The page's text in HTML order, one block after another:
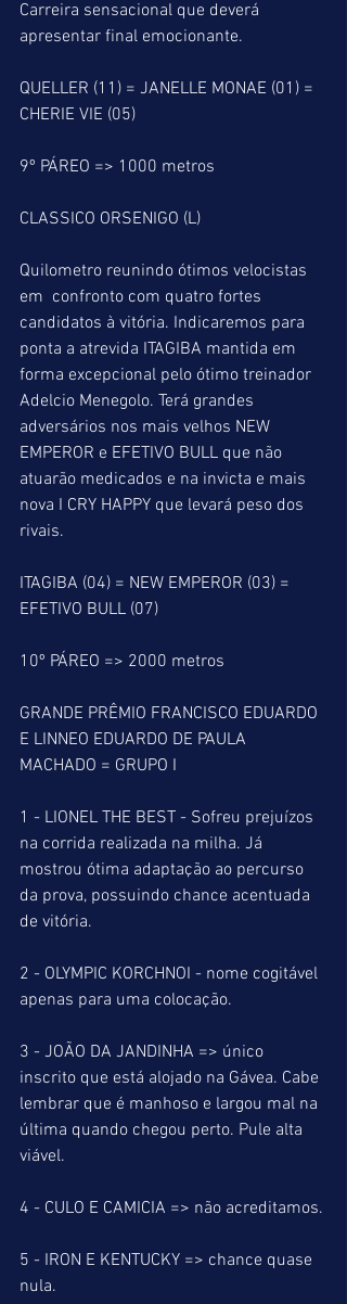
Carreira sensacional que deverá
apresentar final emocionante.
QUELLER (11) = JANELLE MONAE (01) =
CHERIE VIE (05)
9º PÁREO => 1000 metros
CLASSICO ORSENIGO (L)
Quilometro reunindo ótimos velocistas
em  confronto com quatro fortes
candidatos à vitória. Indicaremos para
ponta a atrevida ITAGIBA mantida em
forma excepcional pelo ótimo treinador
Adelcio Menegolo. Terá grandes
adversários nos mais velhos NEW
EMPEROR e EFETIVO BULL que não
atuarão medicados e na invicta e mais
nova I CRY HAPPY que levará peso dos
rivais.
ITAGIBA (04) = NEW EMPEROR (03) =
EFETIVO BULL (07)
10º PÁREO => 2000 metros
GRANDE PRÊMIO FRANCISCO EDUARDO
E LINNEO EDUARDO DE PAULA
MACHADO = GRUPO I
1 - LIONEL THE BEST - Sofreu prejuízos
na corrida realizada na milha. Já
mostrou ótima adaptação ao percurso
da prova, possuindo chance acentuada
de vitória.
2 - OLYMPIC KORCHNOI - nome cogitável
apenas para uma colocação.
3 - JOÃO DA JANDINHA => único
inscrito que está alojado na Gávea. Cabe
lembrar que é manhoso e largou mal na
última quando chegou perto. Pule alta
viável.
4 - CULO E CAMICIA => não acreditamos.
5 - IRON E KENTUCKY => chance quase
nula.